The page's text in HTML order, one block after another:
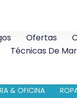
Ofertas
Técnicas De
& OFICINA